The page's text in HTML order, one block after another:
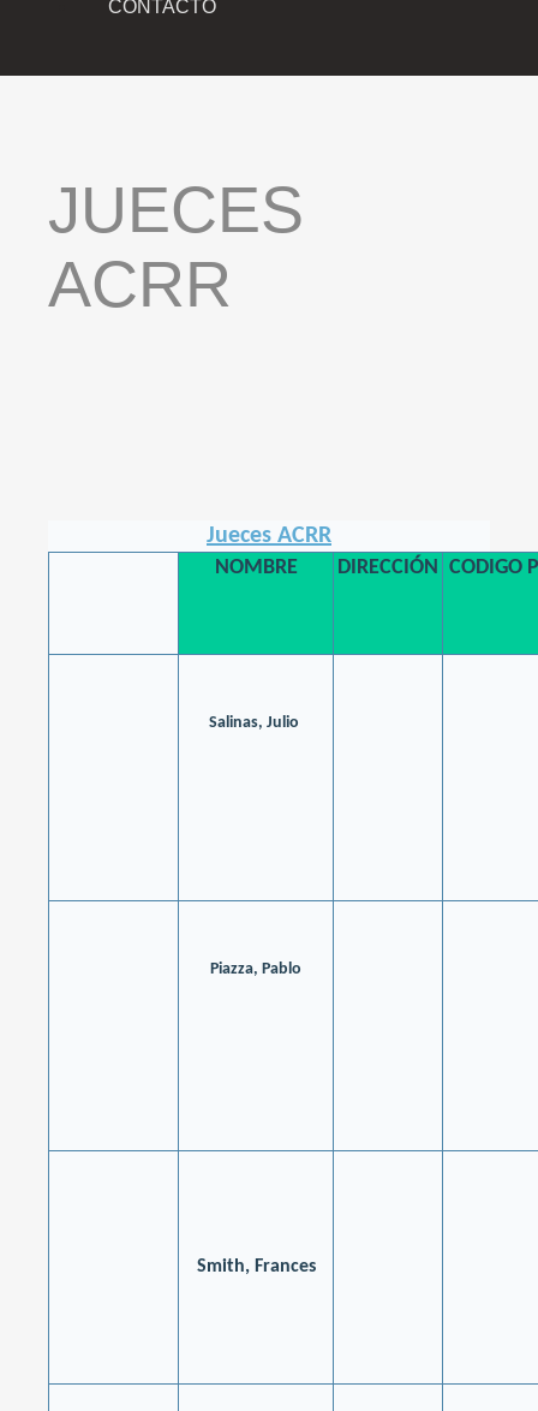
CONTACTO
JUECES
ACRR
Jueces ACRR
NOMBRE DIRECCIÓN CODIGO
Salinas, Julio
Piazza, Pablo
Smith, Frances